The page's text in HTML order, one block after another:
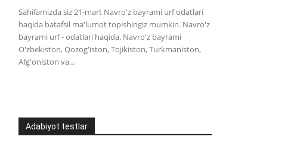
Sahifamizda siz 21-mart Navro'z bayrami urf odatlari
haqida batafsil ma'lumot topishingiz mumkin. Navro'z
bayrami urf - odatlari haqida. Navro'z bayrami
O'zbekiston, Qozog'iston, Tojikiston, Turkmaniston,
Afg'oniston va...
Adabiyot testlar